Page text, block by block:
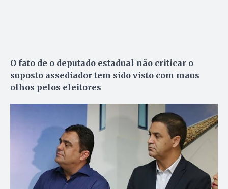
O fato de o deputado estadual não criticar o
suposto assediador tem sido visto com maus
olhos pelos eleitores